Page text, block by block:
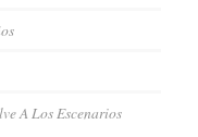
A Los Escenarios